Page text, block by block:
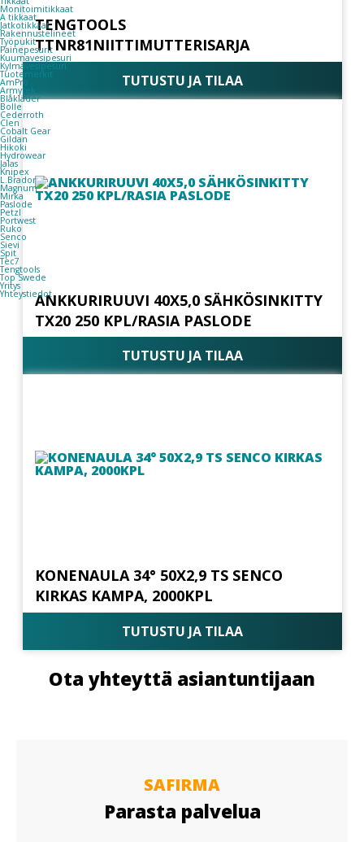
Monitoimitikkaat
A tikkaat
Jatkotikkaat
Rakennustelineet
Työpukit
Painepesurit
Kuumavesipesuri
Kylmävesipesuri
Tuotemerkit
AmPro
Armytek
Blåkläder
Bolle
Cederroth
Clen
Cobalt Gear
Gildan
Hikoki
Hydrowear
Jalas
Knipex
L.Brador
Magnum
Mirka
Paslode
Petzl
Portwest
Ruko
Senco
Sievi
Spit
Tec7
Tengtools
Top Swede
Yritys
Yhteystiedot
TENGTOOLS
TTNR81NIITTIMUTTERISARJA
TUTUSTU JA TILAA
ANKKURIRUUVI 40X5,0 SÄHKÖSINKITTY
TX20 250 KPL/RASIA PASLODE
TUTUSTU JA TILAA
KONENAULA 34° 50X2,9 TS SENCO
KIRKAS KAMPA, 2000KPL
TUTUSTU JA TILAA
Ota yhteyttä asiantuntijaan
SAFIRMA
Parasta palvelua